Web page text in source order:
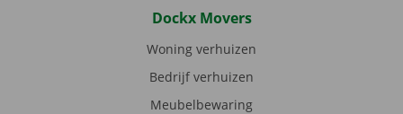
Dockx Movers
Woning verhuizen
Bedrijf verhuizen
Meubelbewaring